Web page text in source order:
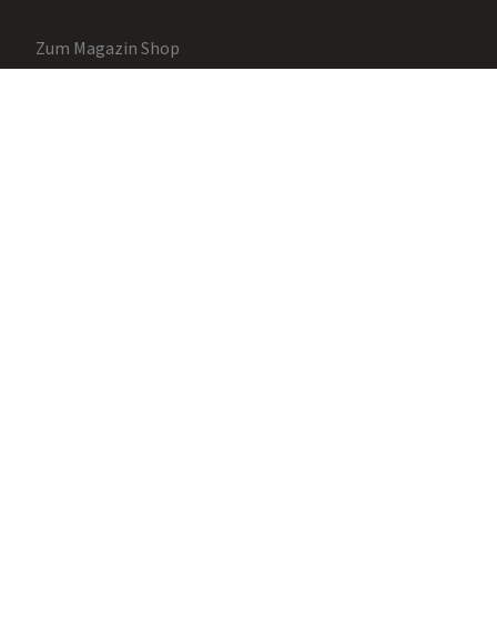
Zum Magazin Shop